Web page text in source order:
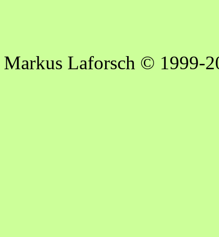
Markus Laforsch © 1999-